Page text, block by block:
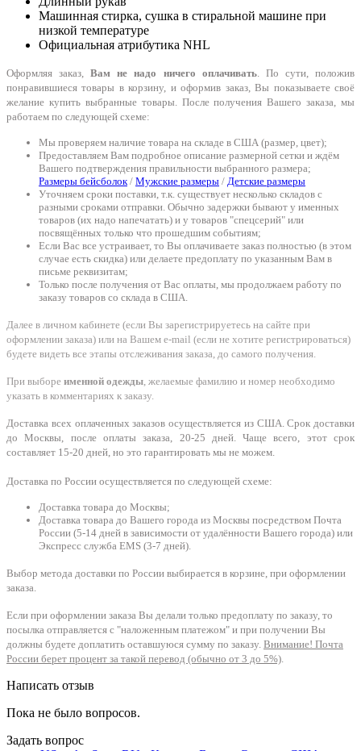
Машинная стирка, сушка в стиральной машине при
низкой температуре
Официальная атрибутика NHL
Оформляя заказ,Вам не надо ничего оплачивать. По сути, положив
понравившиеся товары в корзину, и оформив заказ, Вы показываете своё
желание купить выбранные товары. После получения Вашего заказа, мы
работаем по следующей схеме:
Мы проверяем наличие товара на складе в США (размер, цвет);
Предоставляем Вам подробное описание размерной сетки и ждём
Вашего подтверждения правильности выбранного размера;
Размеры бейсболок/ Мужские размеры / Детские размеры
Уточняем сроки поставки, т.к. существует несколько складов с
разными сроками отправки. Обычно задержки бывают у именных
товаров (их надо напечатать) и у товаров "спецсерий" или
посвящённых только что прошедшим событиям;
Если Вас все устраивает, то Вы оплачиваете заказ полностью (в этом
случае есть скидка) или делаете предоплату по указанным Вам в
письме реквизитам;
Только после получения от Вас оплаты, мы продолжаем работу по
заказу товаров со склада в США.
Далее в личном кабинете (если Вы зарегистрируетесь на сайте при
оформлении заказа) или на Вашем e-mail (если не хотите регистрироваться)
будете видеть все этапы отслеживания заказа, до самого получения.
При выборе именной одежды, желаемые фамилию и номер необходимо
указать в комментариях к заказу.
Доставка всех оплаченных заказов осуществляется из США. Срок доставки
до Москвы, после оплаты заказа, 20-25 дней. Чаще всего, этот срок
составляет 15-20 дней, но это гарантировать мы не можем.
Доставка по России осуществляется по следующей схеме:
Доставка товара до Москвы;
Доставка товара до Вашего города из Москвы посредством Почта
России (5-14 дней в зависимости от удалённости Вашего города) или
Экспресс служба EMS (3-7 дней).
Выбор метода доставки по России выбирается в корзине, при оформлении
заказа.
Если при оформлении заказа Вы делали только предоплату по заказу, то
посылка отправляется с "наложенным платежом" и при получении Вы
должны будете доплатить оставшуюся сумму по заказу. Внимание! Почта
России берет процент за такой перевод (обычно от 3 до 5%).
Написать отзыв
Пока не было вопросов.
Задать вопрос